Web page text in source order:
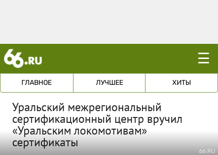
☰
ГЛАВНОЕ ЛУЧШЕЕ ХИТЫ
Уральский межрегиональный
сертификационный центр вручил
«Уральским локомотивам»
сертификаты
66.RU